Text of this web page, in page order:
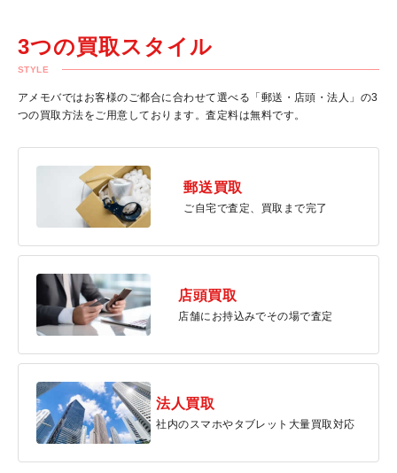
3つの買取スタイル
STYLE
アメモバではお客様のご都合に合わせて選べる「郵送・店頭・法人」の3
つの買取方法をご用意しております。査定料は無料です。
郵送買取
ご自宅で査定、買取まで完了
店頭買取
店舗にお持込みでその場で査定
法人買取
社内のスマホやタブレット大量買取対応